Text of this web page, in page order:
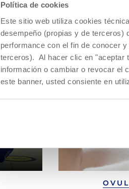
Política de cookies
Este sitio web utiliza cookies
desempeño (propias y de terceros)
performance con el fin de conocer
terceros). Al hacer clic en "aceptar
información o cambiar o revocar el
este banner, usted consiente en